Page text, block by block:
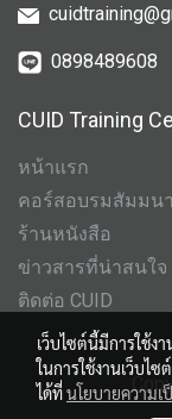
0898489608
CUID Training
หน้าแรก
คอร์สอบรมสัมมนา
ร้านหนังสือ
ข่าวสารที่น่าสนใจ
ติดต่อ CUID
เว็บไซต์นี้มีการใช้
ในการใช้งานเว็บไ
ได้ที่นโยบายความเ